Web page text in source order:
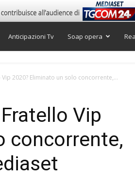
Anticipazioni Tv Soap opera
2020? Eliminato un solo concorrente,...
Vip
concorrente,